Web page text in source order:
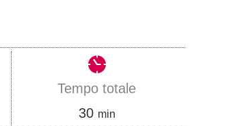
Tempo totale
30mmin